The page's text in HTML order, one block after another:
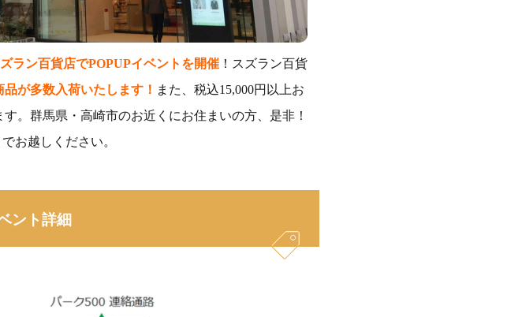
ラン百貨店でPOPUPイベントを開催 ！スズラン百貨
品が多数入荷いたします！ また、税込15,000円以上お
す。群馬県・高崎市のお近くにお住まいの方、是非！
でお越しください。
ント詳細